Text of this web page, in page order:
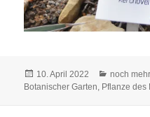
Veröffentlicht
am
10. April 2022 Kategorien
noch
Botanischer Garten Pflanze des